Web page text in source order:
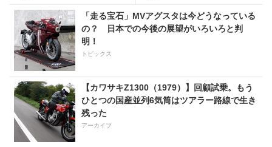
247万5000円！
置きの98万100円！
「走る宝石」MVアグスタは今どうなっている
の？ 日本での今後の展望がいろいろと判
明！
トピックス
【カワサキZ1300（1979）】回顧試乗。もう
ひとつの国産並列6気筒はツアラー路線で生き
残った
アーカイブ